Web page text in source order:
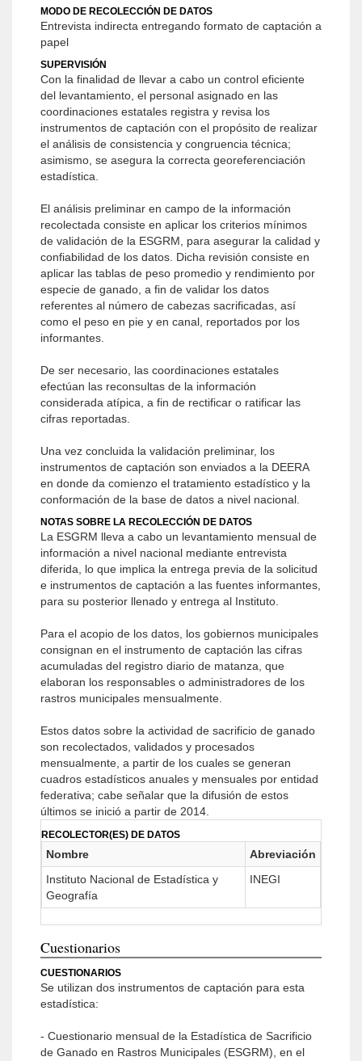
MODO DE RECOLECCIÓN DE DATOS
Entrevista indirecta entregando formato de captación a
papel
SUPERVISIÓN
Con la finalidad de llevar a cabo un control eficiente
del levantamiento, el personal asignado en las
coordinaciones estatales registra y revisa los
instrumentos de captación con el propósito de realizar
el análisis de consistencia y congruencia técnica;
asimismo, se asegura la correcta georeferenciación
estadística.
El análisis preliminar en campo de la información
recolectada consiste en aplicar los criterios mínimos
de validación de la ESGRM, para asegurar la calidad y
confiabilidad de los datos. Dicha revisión consiste en
aplicar las tablas de peso promedio y rendimiento por
especie de ganado, a fin de validar los datos
referentes al número de cabezas sacrificadas, así
como el peso en pie y en canal, reportados por los
informantes.
De ser necesario, las coordinaciones estatales
efectúan las reconsultas de la información
considerada atípica, a fin de rectificar o ratificar las
cifras reportadas.
Una vez concluida la validación preliminar, los
instrumentos de captación son enviados a la DEERA
en donde da comienzo el tratamiento estadístico y la
conformación de la base de datos a nivel nacional.
NOTAS SOBRE LA RECOLECCIÓN DE DATOS
La ESGRM lleva a cabo un levantamiento mensual de
información a nivel nacional mediante entrevista
diferida, lo que implica la entrega previa de la solicitud
e instrumentos de captación a las fuentes informantes,
para su posterior llenado y entrega al Instituto.
Para el acopio de los datos, los gobiernos municipales
consignan en el instrumento de captación las cifras
acumuladas del registro diario de matanza, que
elaboran los responsables o administradores de los
rastros municipales mensualmente.
Estos datos sobre la actividad de sacrificio de ganado
son recolectados, validados y procesados
mensualmente, a partir de los cuales se generan
cuadros estadísticos anuales y mensuales por entidad
federativa; cabe señalar que la difusión de estos
últimos se inició a partir de 2014.
RECOLECTOR(ES) DE DATOS
Nombre
Abreviación
Instituto Nacional de Estadística y
Geografía
INEGI
Cuestionarios
CUESTIONARIOS
Se utilizan dos instrumentos de captación para esta
estadística:
- Cuestionario mensual de la Estadística de Sacrificio
de Ganado en Rastros Municipales (ESGRM), en el